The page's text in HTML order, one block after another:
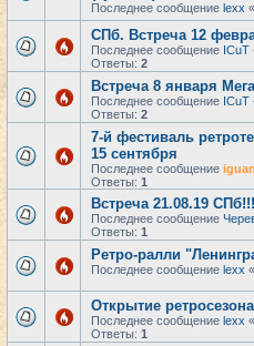
Последнее сообщение lexx «
СПб. Встреча 12
Последнее сообщение ICuT
Ответы: 2
Встреча 8 января
Последнее сообщение ICuT
Ответы: 2
7-й фестиваль
15 сентября
Последнее сообщение
Ответы: 1
Встреча 21.08.19 СПб!!!
Последнее сообщение
Ответы: 1
Ретро-ралли
Последнее сообщение lexx «
Открытие
Последнее сообщение lexx «
Ответы: 1